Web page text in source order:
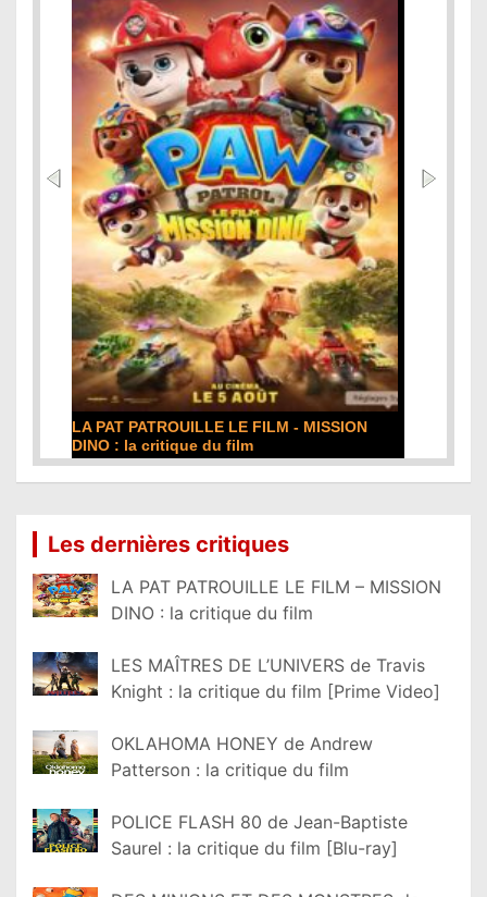
DE LA COMÉDIE-FRANÇAISE : la critique du
film
Les dernières critiques
LA PAT PATROUILLE LE FILM – MISSION
DINO : la critique du film
LES MAÎTRES DE L’UNIVERS de Travis
Knight : la critique du film [Prime Video]
OKLAHOMA HONEY de Andrew
Patterson : la critique du film
POLICE FLASH 80 de Jean-Baptiste
Saurel : la critique du film [Blu-ray]